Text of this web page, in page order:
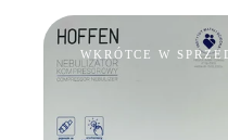
WKRÓTCE W